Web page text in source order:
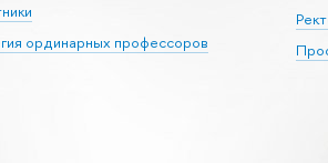
ординарных профессоров